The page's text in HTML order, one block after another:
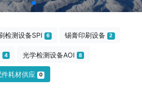
检测设备SPI 6 锡膏印刷设备 2
4 光学检测设备AOI 8
件耗材供应 0